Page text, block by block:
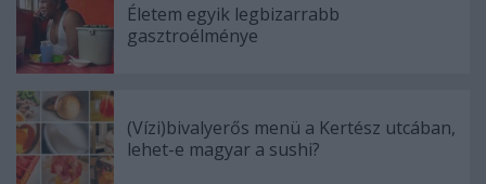
Életem egyik legbizarrabb
gasztroélménye
(Vízi)bivalyerős menü a Kertész utcában,
lehet-e magyar a sushi?